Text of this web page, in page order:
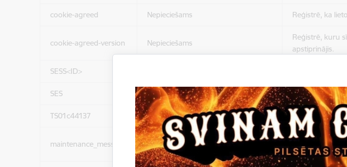
cookie-agreed Nepieciešams Reģistrē, ka
cookie-agreed-version Nepieciešams
Reģistrē, kuru
apstiprinājis.
SESS<ID>
SES Nepieciešams Sesijas
TS01c44137 Nepieciešams Drošības
maintenance_message Nepieciešams
Sīkdatne ir
ziņojumus pēc